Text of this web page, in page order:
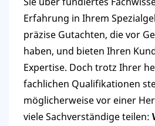
Erfahrung in Ihrem
präzise Gutachten, die vor
haben, und bieten Ihren
Expertise. Doch trotz Ihrer
fachlichen Qualifikationen
möglicherweise vor einer
viele Sachverständige teilen: